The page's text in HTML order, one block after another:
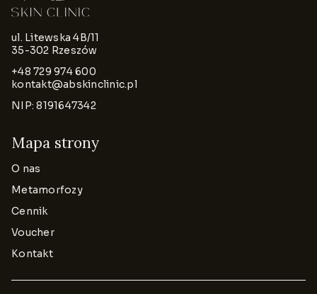
ul. Litewska 4B/11
35-302 Rzeszów
+48 729 974 600
kontakt@abskinclinic.pl
NIP: 8191647342
Mapa strony
O nas
Metamorfozy
Cennik
Voucher
Kontakt